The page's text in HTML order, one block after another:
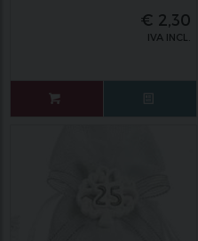
€ 2,30
IVA INCL.